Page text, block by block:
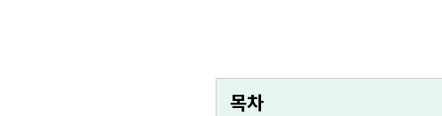
목차